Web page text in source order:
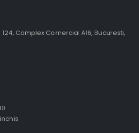
Complex Comercial A16, Bucuresti,